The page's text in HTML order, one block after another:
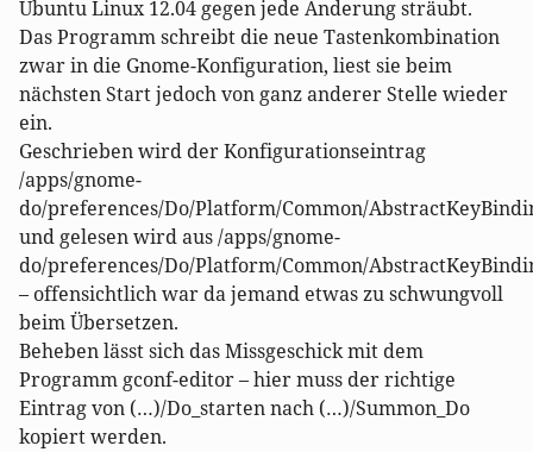
Ubuntu Linux 12.04 gegen jede Änderung sträubt.
Das Programm schreibt die neue Tastenkombination
zwar in die Gnome-Konfiguration, liest sie beim
nächsten Start jedoch von ganz anderer Stelle wieder
ein.
Geschrieben wird der Konfigurationseintrag
/apps/gnome-
do/preferences/Do/Platform/Common/
und gelesen wird aus /apps/gnome-
do/preferences/Do/Platform/Common/
– offensichtlich war da jemand etwas zu schwungvoll
beim Übersetzen.
Beheben lässt sich das Missgeschick mit dem
Programm gconf-editor – hier muss der richtige
Eintrag von (…)/Do_starten nach (…)/Summon_Do
kopiert werden.